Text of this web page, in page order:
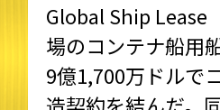
Global Ship Lease
場のコンテナ船用
9億1,700万ドルで